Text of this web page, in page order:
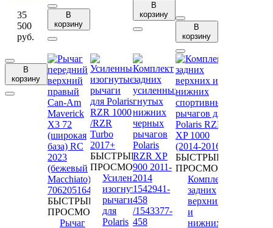
35
500
руб.
В
корзину
В
корзину
В
корзину
В
корзину
БЫСТРЫЙ
ПРОСМОТР
Рычаг
БЫСТРЫЙ
ПРОСМОТР
Усиленные
изогнутые
рычаги
для
Polaris
БЫСТРЫЙ
ПРОСМОТР
Комплект
задних
верхних
и
нижних